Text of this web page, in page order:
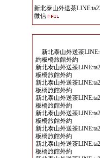
新北泰山外送茶
微信
新北泰山外送茶
約板橋旅館外約
新北泰山外送茶
板橋旅館外約
新北泰山外送茶
板橋旅館外約
新北泰山外送茶
板橋旅館外約
新北泰山外送茶
板橋旅館外約
新北泰山外送茶
板橋旅館外約
新北泰山外送茶
板橋旅館外約